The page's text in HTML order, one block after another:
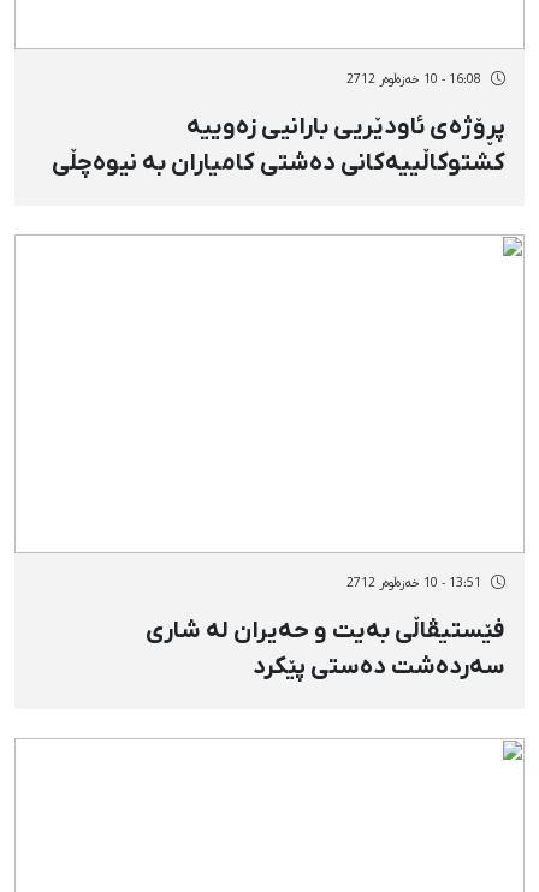
16:08 - 10 خەزەڵوەر 2712
پڕۆژەی ئاودێریی بارانیی زەوییە
كشتوكاڵییەكانی دەشتی كامیاران بە نیوەچڵی
13:51 - 10 خەزەڵوەر 2712
فێستیڤاڵی بەیت و حەیران لە شاری
سەردەشت دەستی پێکرد